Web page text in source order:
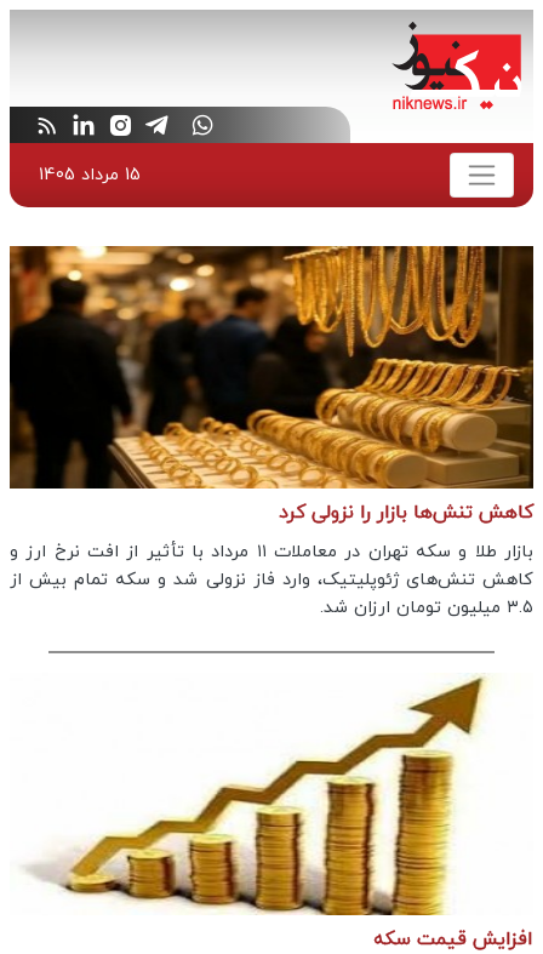
15 مرداد 1405
کاهش تنش‌ها بازار را نزولی کرد
بازار طلا و سکه تهران در معاملات ۱۱ مرداد با تأثیر از افت نرخ ارز و
کاهش تنش‌های ژئوپلیتیک، وارد فاز نزولی شد و سکه تمام بیش از
۳.۵ میلیون تومان ارزان شد.
افزایش قیمت سکه